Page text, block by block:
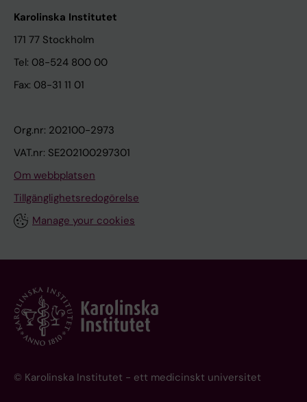
Karolinska Institutet
171 77 Stockholm
Tel: 08-524 800 00
Fax: 08-31 11 01
Org.nr: 202100-2973
VAT.nr: SE202100297301
Om webbplatsen
Tillgänglighetsredogörelse
Manage your cookies
© Karolinska Institutet - ett medicinskt universitet